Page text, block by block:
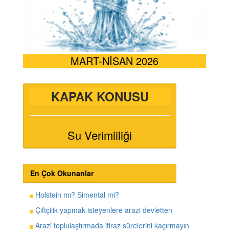
MART-NİSAN 2026
KAPAK KONUSU
Su Verimliliği
En Çok Okunanlar
Holstein mı? Simental mi?
Çiftçilik yapmak isteyenlere arazi devletten
Arazi toplulaştırmada itiraz sürelerini kaçırmayın